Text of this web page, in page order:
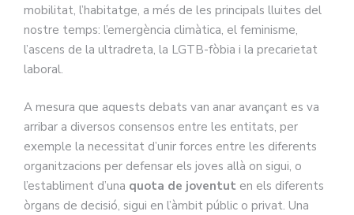
mobilitat, l’habitatge, a més de les principals lluites del
nostre temps: l’emergència climàtica, el feminisme,
l’ascens de la ultradreta, la LGTB-fòbia i la precarietat
laboral.
A mesura que aquests debats van anar avançant es va
arribar a diversos consensos entre les entitats, per
exemple la necessitat d’unir forces entre les diferents
organitzacions per defensar els joves allà on sigui, o
l’establiment d’una quota de joventut en els diferents
òrgans de decisió, sigui en l’àmbit públic o privat. Una